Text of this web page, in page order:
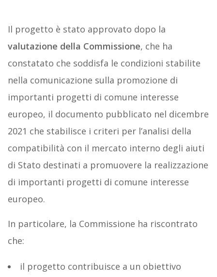
Il progetto è stato approvato dopo la
valutazione della Commissione, che ha
constatato che soddisfa le condizioni stabilite
nella comunicazione sulla promozione di
importanti progetti di comune interesse
europeo, il documento pubblicato nel dicembre
2021 che stabilisce i criteri per l’analisi della
compatibilità con il mercato interno degli aiuti
di Stato destinati a promuovere la realizzazione
di importanti progetti di comune interesse
europeo.
In particolare, la Commissione ha riscontrato
che:
il progetto contribuisce a un obiettivo